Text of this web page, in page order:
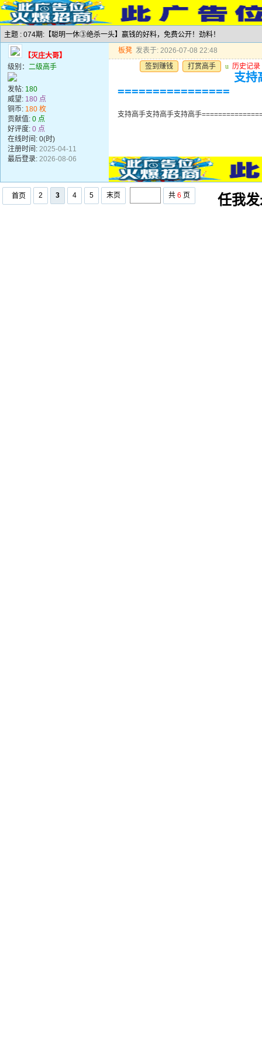
主题 : 074期:【聪明一休③绝杀一头】赢钱的好料，免费公开！劲料！
【灭庄大哥】
级别： 二级高手
发帖: 180
威望: 180 点
铜币: 180 枚
贡献值: 0 点
好评度: 0 点
在线时间: 0(时)
注册时间: 2025-04-11
最后登录: 2026-08-06
板凳 发表于: 2026-07-08 22:48
签到赚钱
打赏高手 u 历史记录
支持
================
支持高手支持高手支持高手
首页 2 3 4 5 末页 共 6 页 任我发